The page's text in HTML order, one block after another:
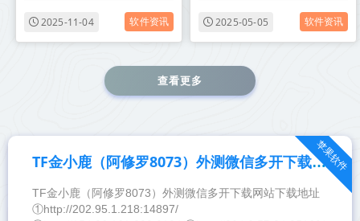
2025-11-04 软件资讯 2025-05-05 软件资讯
查看更多
苹果软件
TF金小鹿（阿修罗8073）外测微信多开下载网站
TF金小鹿（阿修罗8073）外测微信多开下载网站下载地址
①http://202.95.1.218:14897/